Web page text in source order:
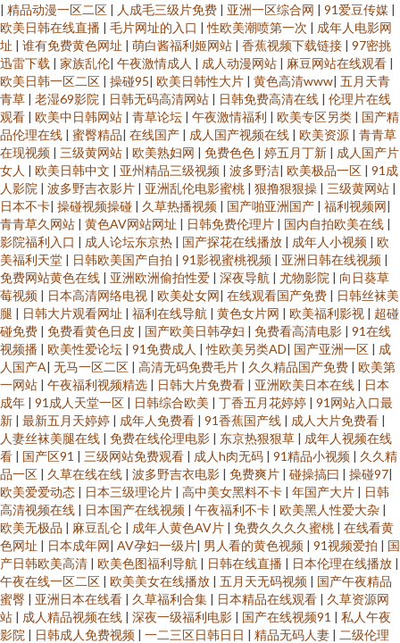
| 精品动漫一区二区 | 人成毛三级片免费 | 亚洲一区综合网 | 91爱豆传媒 |
欧美日韩在线直播 | 毛片网址的入口 |性欧美潮喷第一次 | 成年人电影网
址 | 谁有免费黄色网址 | 萌白酱福利姬网站 | 香蕉视频下载链接 | 97密挑
迅雷下载 | 家族乱伦| 午夜激情成人 | 成人动漫网站 | 麻豆网站在线观看 |
欧美日韩一区二区 | 操碰95| 欧美日韩性大片 | 黄色高清www| 五月天青
青草 | 老湿69影院 | 日韩无码高清网站 | 日韩免费高清在线 | 伦理片在线
观看 | 欧美中日韩网站 | 青草论坛 | 午夜激情福利 | 欧美专区另类 | 国产精
品伦理在线 | 蜜臀精品| 在线国产 | 成人国产视频在线 | 欧美资源 | 青青草
在现视频 | 三级黄网站 | 欧美熟妇网 | 免费色色 | 婷五月丁新 | 成人国产片
女人 | 欧美日韩中文 | 亚州精品三级视频 | 波多野洁| 欧美极品一区 | 91成
人影院 | 波多野吉衣影片 | 亚洲乱伦电影蜜桃 | 狠撸狠狠操 | 三级黄网站 |
日本不卡| 操碰视频操碰 | 久草热播视频 | 国产啪亚洲国产 | 福利视频网|
青青草久网站 | 黄色AV网站网址 | 日韩免费伦理片 | 国内自拍欧美在线 |
影院福利入口 | 成人论坛东京热 | 国产探花在线播放 | 成年人小视频 | 欧
美福利天堂 | 日韩欧美国产自拍 | 91影视蜜桃视频 | 亚洲日韩在线视频 |
免费网站黄色在线 | 亚洲欧洲偷拍性爱 | 深夜导航 | 尤物影院 | 向日葵草
莓视频 | 日本高清网络电视 | 欧美处女网| 在线观看国产免费 | 日韩丝袜美
腿 | 日韩大片观看网址 | 福利在线导航 | 黄色女片网 | 欧美福利影视 | 超碰
碰免费 | 免费看黄色日皮 | 国产欧美日韩孕妇 | 免费看高清电影 | 91在线
视频播 | 欧美性爱论坛 | 91免费成人 |性欧美另类AD| 国产亚洲一区 | 成
人国产A| 无马一区二区 | 高清无码免费毛片 | 久久精品国产免费 | 欧美第
一网站 | 午夜福利视频精选 | 日韩大片免费看 | 亚洲欧美日本在线 | 日本
成年 | 91成人天堂一区 | 日韩综合欧美 | 丁香五月花婷婷 | 91网站入口最
新 | 最新五月天婷婷 | 成年人免费看 | 91香蕉国产线 | 成人大片免费看 |
人妻丝袜美腿在线 | 免费在线伦理电影 | 东京热狠狠草 | 成年人视频在线
看 | 国产区91 | 三级网站免费观看 | 成人h肉无码 | 91精品小视频 | 久久精
品一区 | 久草在线在线 | 波多野吉衣电影 | 免费爽片 | 碰操搞曰 | 操碰97|
欧美爱爱动态 | 日本三级理论片 | 高中美女黑料不卡 | 年国产大片 | 日韩
高清视频在线 | 日本国产在线视频 | 午夜福利不卡 | 欧美黑人性爱大杂 |
欧美无极品 | 麻豆乱仑 | 成年人黄色AV片 | 免费久久久久蜜桃 | 在线看黄
色网址 | 日本成年网| AV孕妇一级片| 男人看的黄色视频 | 91视频爱拍 | 国
产日韩欧美高清 | 欧美色图福利导航 | 日韩在线直播 | 日本伦理在线播放 |
午夜在线一区二区 | 欧美美女在线播放 | 五月天无码视频 | 国产午夜精品
蜜臀 | 亚洲日本在线看 | 久草福利合集 | 日本精品在线观看 | 久草资源网
站 | 成人精品视频在线 | 深夜一级福利电影 | 国产在线视频91 | 私人午夜
影院 | 日韩成人免费视频 | 一二三区日韩日日 | 精品无码人妻 | 二级伦理